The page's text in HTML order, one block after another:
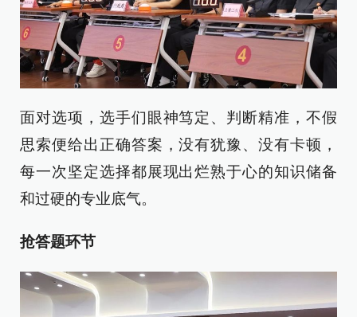
面对选项，选手们眼神笃定、判断精准，不假
思索便给出正确答案，没有犹豫、没有卡顿，
每一次坚定选择都展现出烂熟于心的知识储备
和过硬的专业底气。
抢答题环节